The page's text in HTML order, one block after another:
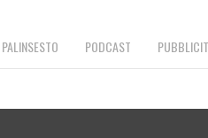
PALINSESTO PODCAST